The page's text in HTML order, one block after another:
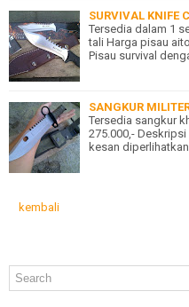
SURVIVAL KNIFE
Tersedia dalam 1
tali Harga pisau
Pisau survival
SANGKUR
Tersedia sangkur
275.000,-
kesan
kembali